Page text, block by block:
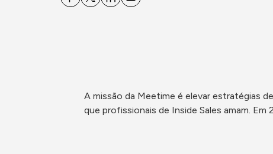
A missão da Meetime é elevar estratégias
que profissionais de Inside Sales amam.